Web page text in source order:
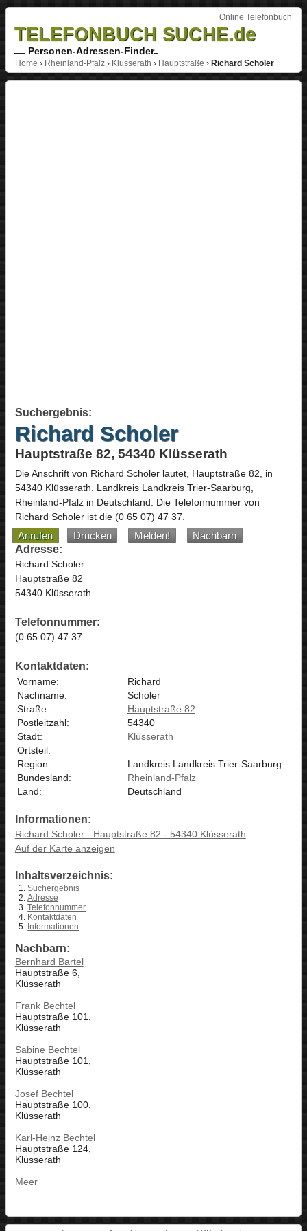
Online Telefonbuch
TELEFONBUCH SUCHE.de
Personen-Adressen-Finder
Home › Rheinland-Pfalz› Klüsserath › Hauptstraße › Richard Scholer
Suchergebnis:
Richard Scholer
Hauptstraße 82, 54340 Klüsserath
Die Anschrift von Richard Scholerlautet, Hauptstraße 82, in
54340 Klüsserath. Landkreis Landkreis Trier-Saarburg,
Rheinland-Pfalzin Deutschland. Die Telefonnummer von
Richard Scholer ist die (0 65 07) 47 37.
Anrufen Drucken Melden!
Nachbarn
Adresse:
Richard Scholer
Hauptstraße 82
54340 Klüsserath
Telefonnummer:
(0 65 07) 47 37
Kontaktdaten:
Vorname:
Richard
Nachname:
Scholer
Straße:
Hauptstraße 82
Postleitzahl:
54340
Stadt:
Klüsserath
Ortsteil:
Region:
Landkreis Landkreis Trier-Saarburg
Bundesland:
Rheinland-Pfalz
Land:
Deutschland
Informationen:
Richard Scholer - Hauptstraße 82 - 54340 Klüsserath
Auf der Karte anzeigen
Inhaltsverzeichnis:
Suchergebnis
Adresse
Telefonnummer
Kontaktdaten
Informationen
Nachbarn:
Bernhard Bartel
Hauptstraße 6,
Klüsserath
Frank Bechtel
Hauptstraße 101,
Klüsserath
Sabine Bechtel
Hauptstraße 101,
Klüsserath
Josef Bechtel
Hauptstraße 100,
Klüsserath
Karl-Heinz Bechtel
Hauptstraße 124,
Klüsserath
Meer